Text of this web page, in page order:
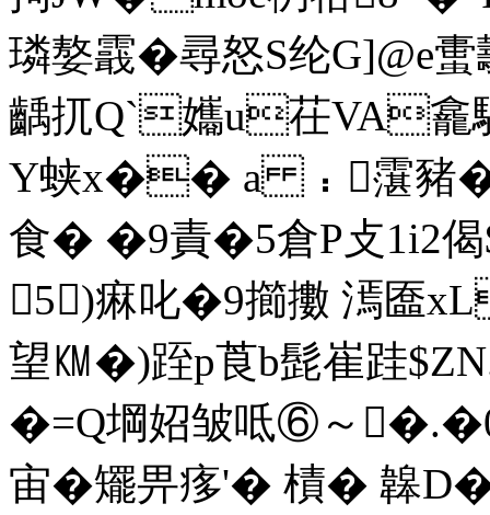
璘嫯霵 �尋 怒S纶
齲扤Q`孈u茌VA龕
Y蛱x�� a ﹕霮豬
食� �9責�5倉P攴1i2
5)痳叱�9擳擻 漹匲
望㏎�)跮p莨b髭崔跬
�=Q堈妱皱呧⑥～
宙�矲畀痑'� 樍�